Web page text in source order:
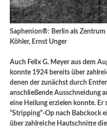
Saphenion®: Berlin als
Köhler, Ernst Unger
Auch Felix G. Meyer aus dem
konnte 1924 bereits über
denen der zunächst durch
anschließende Ausschneidung
eine Heilung erzielen konnte. Er
“Stripping”-Op nach Babckock
über zahlreiche Hautschnitte